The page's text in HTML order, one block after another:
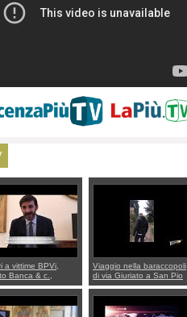
a vittime BPVi,
Banca & c.,
al sottosegretario
Villarosa: per
ordine convochi
Maio CNCU a
Viaggio nella baraccopoli
di via Giuriato a San Pio
X. Vicenza ai Vicentini:
“faremo un regalo di
Natale ai residenti”